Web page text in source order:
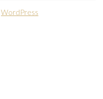
WordPress